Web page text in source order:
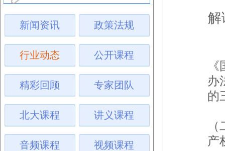
新闻资讯 政策法规
行业动态 公开课程
精彩回顾 专家团队
北大课程 讲义课程
音频课程 视频课程
解
办
的
产